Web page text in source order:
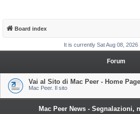
Board index
It is currently Sat Aug 08, 2026
Forum
Vai al Sito di Mac Peer - Home Page
Mac Peer. Il sito
Mac Peer News - Segnalazioni,